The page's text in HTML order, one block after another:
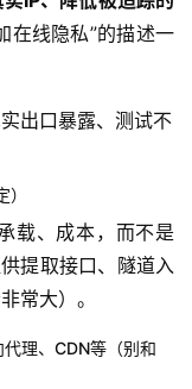
在线隐私”的描述一
出口暴露、测试不
载、成本，而不是
提取接口、隧道入
常大）。
理、CDN等（别和